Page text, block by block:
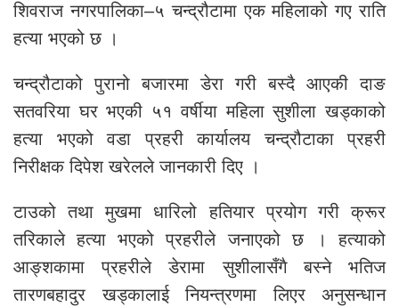
शिवराज नगरपालिका–५ चन्द्रौटामा एक महिलाको गए राति
हत्या भएको छ ।
चन्द्रौटाको पुरानो बजारमा डेरा गरी बस्दै आएकी दाङ
सतवरिया घर भएकी ५१ वर्षीया महिला सुशीला खड्काको
हत्या भएको वडा प्रहरी कार्यालय चन्द्रौटाका प्रहरी
निरीक्षक दिपेश खरेलले जानकारी दिए ।
टाउको तथा मुखमा धारिलो हतियार प्रयोग गरी क्रूर
तरिकाले हत्या भएको प्रहरीले जनाएको छ । हत्याको
आङ्शकामा प्रहरीले डेरामा सुशीलासँगै बस्ने भतिज
तारणबहादुर खड्कालाई नियन्त्रणमा लिएर अनुसन्धान